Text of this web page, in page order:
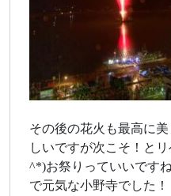
その後の花火も最高に
しいですが次こそ！と
^*)お祭りっていいです
で元気な小野寺でした